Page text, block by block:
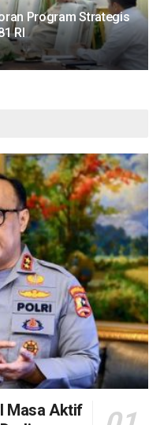
Program Strategis
RI
Masa Aktif